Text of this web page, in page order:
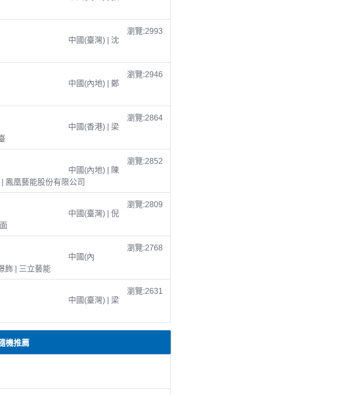
瀏覽:2993
中國(臺灣) | 沈
瀏覽:2946
中國(內地) | 鄭
瀏覽:2864
中國(香港) | 梁
瀏覽:2852
中國(內地) | 陳
鳳凰藝能股份有限公司
瀏覽:2809
中國(臺灣) | 倪
瀏覽:2768
中國(內
飾 | 三立藝能
瀏覽:2631
中國(臺灣) | 梁
機推薦